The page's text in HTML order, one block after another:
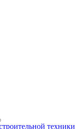
техники